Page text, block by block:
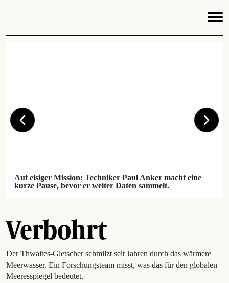
Auf eisiger Mission: Techniker Paul Anker macht eine
kurze Pause, bevor er weiter Daten sammelt.
Verbohrt
Der Thwaites-Gletscher schmilzt seit Jahren durch das wärmere
Meerwasser. Ein Forschungsteam misst, was das für den globalen
Meeresspiegel bedeutet.